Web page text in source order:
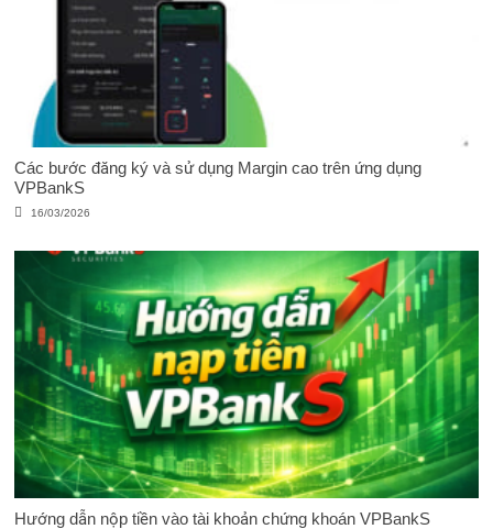
Các bước đăng ký và sử dụng Margin cao trên ứng dụng
VPBankS
16/03/2026
Hướng dẫn nộp tiền vào tài khoản chứng khoán VPBankS